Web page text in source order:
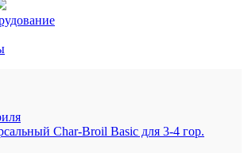
Char-Broil Basic для 3-4 гор.